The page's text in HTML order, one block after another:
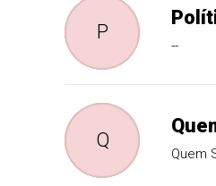
P
--
Q
Quem